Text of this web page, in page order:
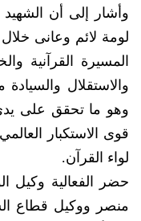
وأشار إلى أن الشهيد
لومة لائم وعانى
المسيرة القرآنية
والاستقلال
وهو ما تحقق على
قوى الاستكبار
لواء القرآن.
حضر الفعالية وكيل
منصر ووكيل قطاع